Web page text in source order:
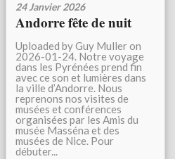
24 Janvier 2026
Andorre fête de nuit
Uploaded by Guy Muller on
2026-01-24. Notre voyage
dans les Pyrénées prend fin
avec ce son et lumières dans
la ville d’Andorre. Nous
reprenons nos visites de
musées et conférences
organisées par les Amis du
musée Masséna et des
musées de Nice. Pour
débuter...